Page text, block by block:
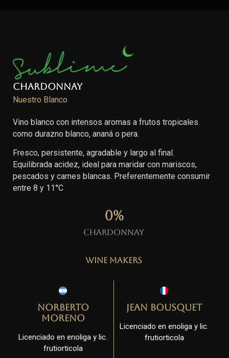
Chardonnay
Nuestro Blanco
Vino blanco con intensos aromas a frutos tropicales
como durazno blanco, ananá o pera.
Fresco, persistente, agradable y largo al final.
Equilibrada acidez, ideal para maridar con mariscos,
pescados y carnes blancas. Preferentemente consumir
entre 8 y 11°C
Chardonnay
0%
Wine Makers
Norberto
Moreno
Licenciado en enoliga y lic.
frutiorticola
Jean Bousquet
Licenciado en enoliga y lic.
frutiorticola